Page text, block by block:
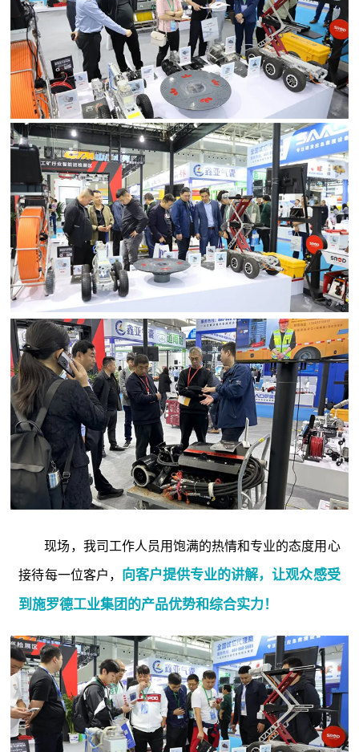
现场，我司工作人员用饱满的热情和专业的态度用心
接待每一位客户， 向客户提供专业的讲解，让观众感受
到施罗德工业集团的产品优势和综合实力！